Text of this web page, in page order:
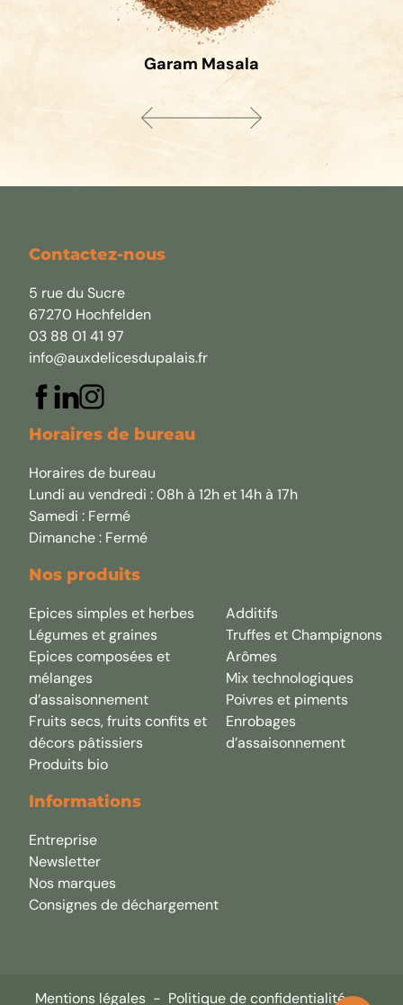
Garam Masala
Contactez-nous
5 rue du Sucre
67270 Hochfelden
03 88 01 41 97
info@auxdelicesdupalais.fr
Horaires de bureau
Horaires de bureau
Lundi au vendredi : 08h à 12h et 14h à 17h
Samedi : Fermé
Dimanche : Fermé
Nos produits
Epices simples et herbes
Légumes et graines
Epices composées et
mélanges
d’assaisonnement
Fruits secs, fruits confits et
décors pâtissiers
Produits bio
Additifs
Truffes et Champignons
Arômes
Mix technologiques
Poivres et piments
Enrobages
d’assaisonnement
Informations
Entreprise
Newsletter
Nos marques
Consignes de déchargement
Mentions légales - Politique de confidentialité -